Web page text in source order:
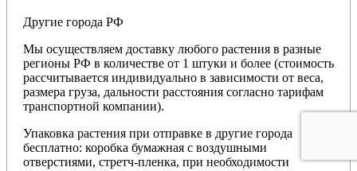
Другие города РФ
Мы осуществляем доставку любого растения в разные
регионы РФ в количестве от 1 штуки и более (стоимость
рассчитывается индивидуально в зависимости от веса,
размера груза, дальности расстояния согласно тарифам
транспортной компании).
Упаковка растения при отправке в другие города
бесплатно: коробка бумажная с воздушными
отверстиями, стретч-пленка, при необходимости